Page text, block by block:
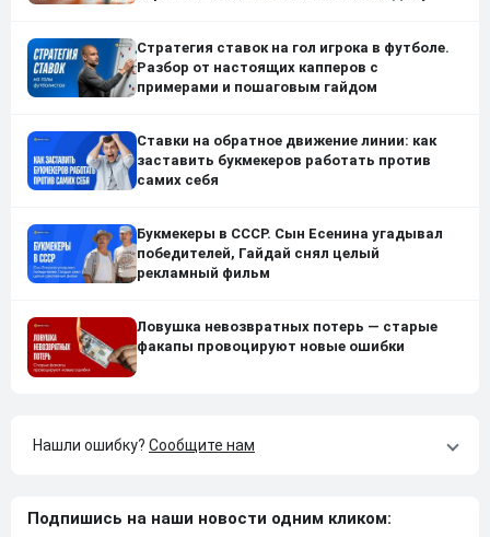
Стратегия ставок на гол игрока в футболе.
Разбор от настоящих капперов с
примерами и пошаговым гайдом
Ставки на обратное движение линии: как
заставить букмекеров работать против
самих себя
Букмекеры в СССР. Сын Есенина угадывал
победителей, Гайдай снял целый
рекламный фильм
Ловушка невозвратных потерь — старые
факапы провоцируют новые ошибки
Нашли ошибку? Сообщите нам
Подпишись на наши новости одним кликом: